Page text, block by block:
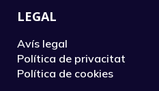
LEGAL
Avís legal
Política de privacitat
Política de cookies